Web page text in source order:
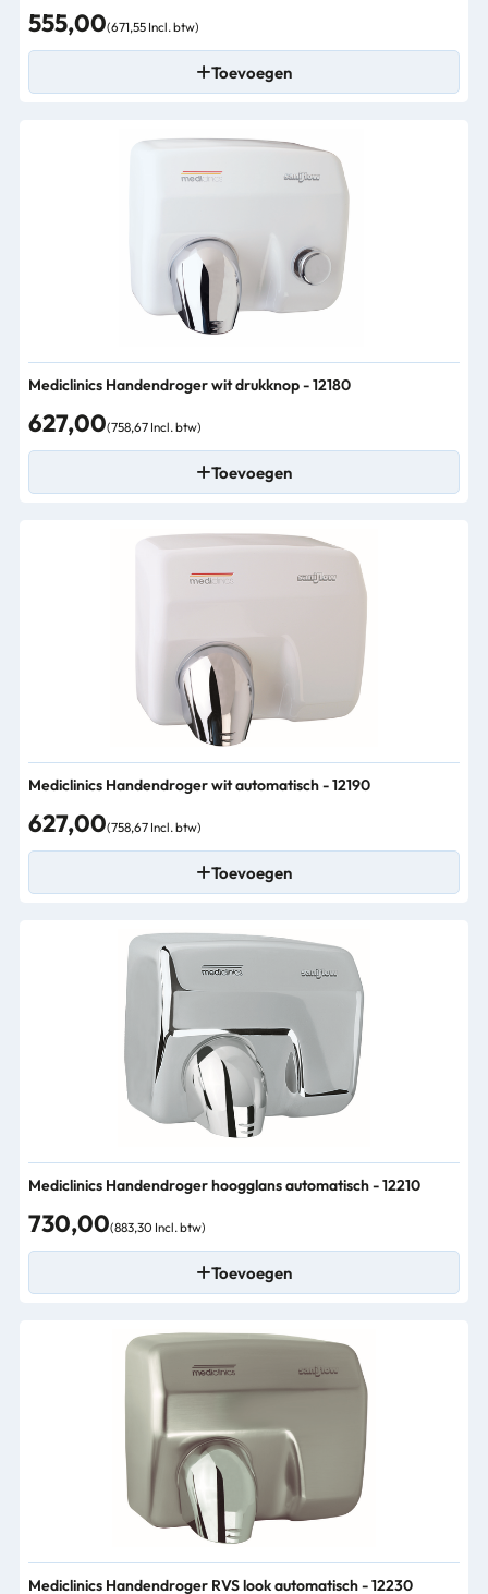
555,00(671,55 Incl. btw)
Toevoegen
Mediclinics Handendroger wit drukknop - 12180
627,00(758,67 Incl. btw)
Toevoegen
Mediclinics Handendroger wit automatisch - 12190
627,00(758,67 Incl. btw)
Toevoegen
Mediclinics Handendroger hoogglans automatisch - 12210
730,00(883,30 Incl. btw)
Toevoegen
Mediclinics Handendroger RVS look automatisch - 12230